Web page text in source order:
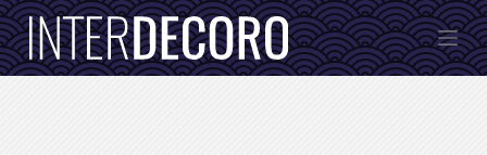
П
е
р